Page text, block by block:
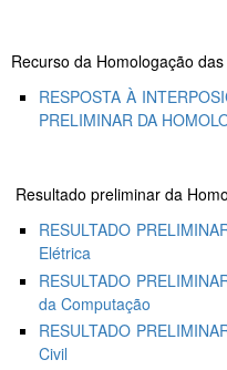
Recurso da Homologação
RESPOSTA À
PRELIMINAR DA
Resultado preliminar da
RESULTADO
Elétrica
RESULTADO
da Computação
RESULTADO
Civil